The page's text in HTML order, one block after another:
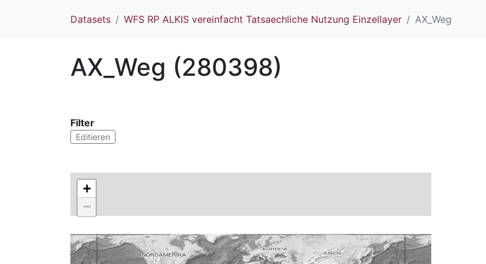
Datasets WFS RP ALKIS vereinfacht Tatsaechliche Nutzung Einzellayer AX_Weg
AX_Weg (280398)
Filter
Editieren
+
−